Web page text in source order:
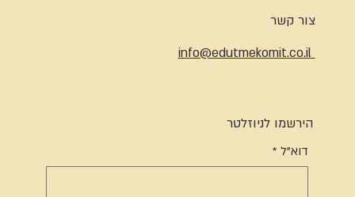
צור קשר
info@edutmekomit.co.il
הירשמו לניוזלטר
דוא"ל *